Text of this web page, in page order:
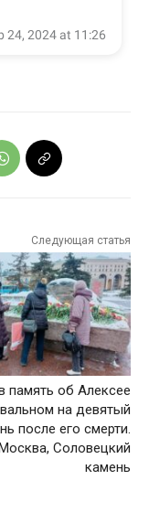
Следующая статья
память об Алексее
на девятый
после его смерти.
Соловецкий
камень